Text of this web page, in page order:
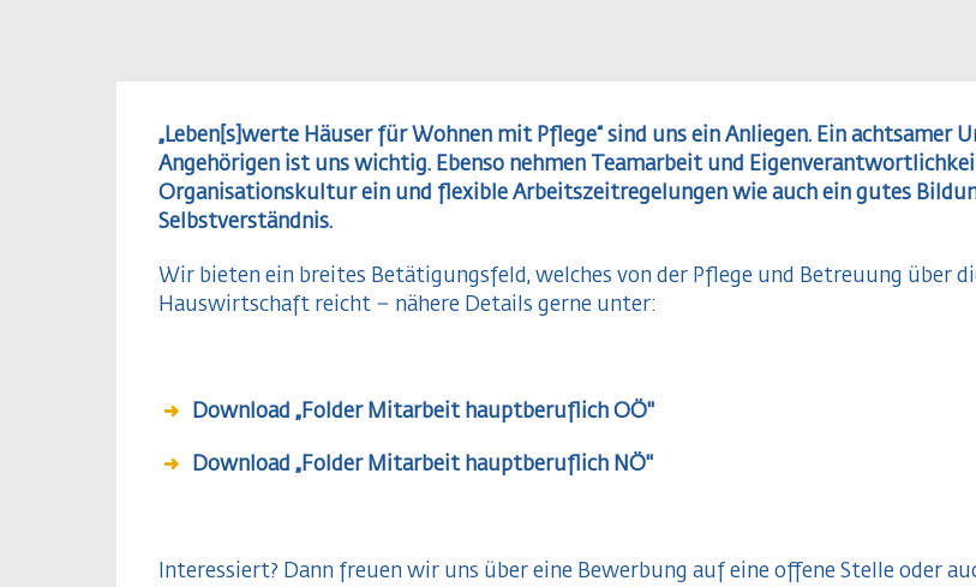
„Leben[s]werte Häuser für Wohnen mit Pflege“ sind uns ein Anliegen. Ein achtsamer
Angehörigen ist uns wichtig. Ebenso nehmen Teamarbeit und
Organisationskultur ein und flexible Arbeitszeitregelungen wie auch ein gutes
Selbstverständnis.
Wir bieten ein breites Betätigungsfeld, welches von der Pflege und Betreuung über
Hauswirtschaft reicht – nähere Details gerne unter:
Download „Folder Mitarbeit hauptberuflich OÖ"
Download „Folder Mitarbeit hauptberuflich NÖ"
Interessiert? Dann freuen wir uns über eine Bewerbung auf eine offene Stelle oder